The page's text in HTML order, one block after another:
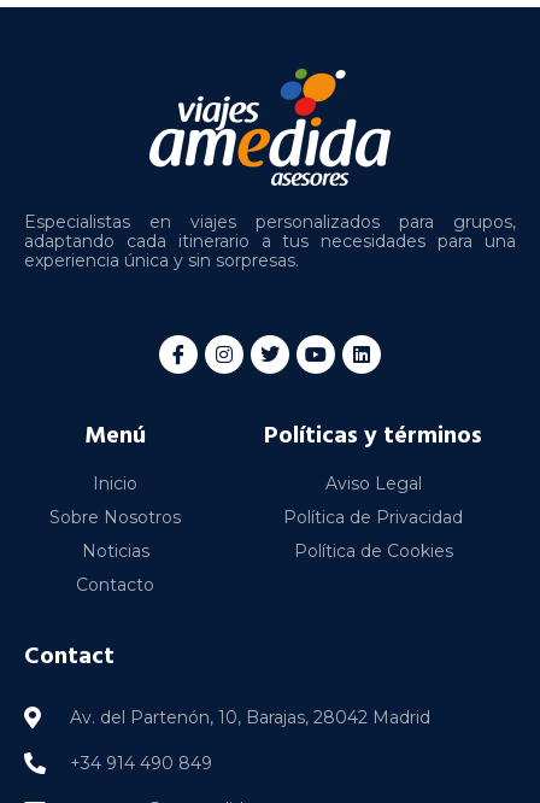
Especialistas en viajes personalizados para grupos,
adaptando cada itinerario a tus necesidades para una
experiencia única y sin sorpresas.
Menú
Inicio
Sobre Nosotros
Noticias
Contacto
Políticas y términos
Aviso Legal
Política de Privacidad
Política de Cookies
Contact
Av. del Partenón, 10, Barajas, 28042 Madrid
+34 914 490 849